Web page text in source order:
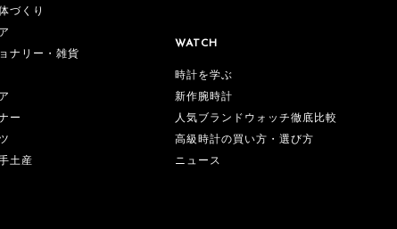
づくり
ナリー・雑貨
ー
土産
WATCH
時計を学ぶ
新作腕時計
人気ブランドウォッチ徹底比較
高級時計の買い方・選び方
ニュース